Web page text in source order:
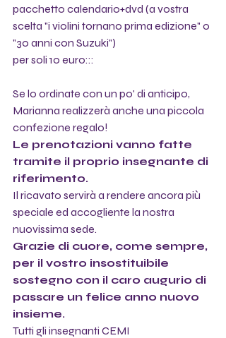
pacchetto calendario+dvd (a vostra
scelta "i violini tornano prima edizione" o
"30 anni con Suzuki")
per soli 10 euro:::
Se lo ordinate con un po' di anticipo,
Marianna realizzerà anche una piccola
confezione regalo!
Le prenotazioni vanno fatte
tramite il proprio insegnante di
riferimento.
Il ricavato servirà a rendere ancora più
speciale ed accogliente la nostra
nuovissima sede.
Grazie di cuore, come sempre,
per il vostro insostituibile
sostegno con il caro augurio di
passare un felice anno nuovo
insieme.
Tutti gli insegnanti CEMI